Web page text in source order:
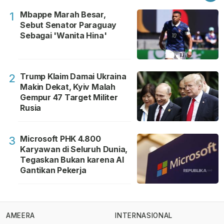
1
Mbappe Marah Besar,
Sebut Senator Paraguay
Sebagai 'Wanita Hina'
2 Trump Klaim Damai Ukraina
Makin Dekat, Kyiv Malah
Gempur 47 Target Militer
Rusia
3 Microsoft PHK 4.800
Karyawan di Seluruh Dunia,
Tegaskan Bukan karena AI
Gantikan Pekerja
AMEERA
INTERNASIONAL